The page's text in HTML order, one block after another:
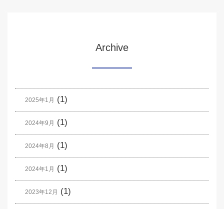
Archive
2025年1月 (1)
2024年9月 (1)
2024年8月 (1)
2024年1月 (1)
2023年12月 (1)